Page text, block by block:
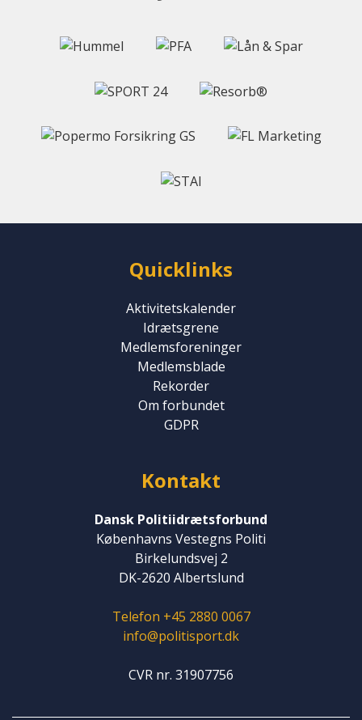
Quicklinks
Aktivitetskalender
Idrætsgrene
Medlemsforeninger
Medlemsblade
Rekorder
Om forbundet
GDPR
Kontakt
Dansk Politiidrætsforbund
Københavns Vestegns Politi
Birkelundsvej 2
DK-2620 Albertslund
Telefon +45 2880 0067
info@politisport.dk
CVR nr. 31907756